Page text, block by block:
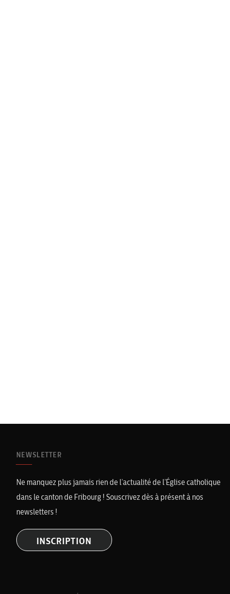
NEWSLETTER
Ne manquez plus jamais rien de l’actualité de l’Église catholique
dans le canton de Fribourg ! Souscrivez dès à présent à nos
newsletters !
INSCRIPTION